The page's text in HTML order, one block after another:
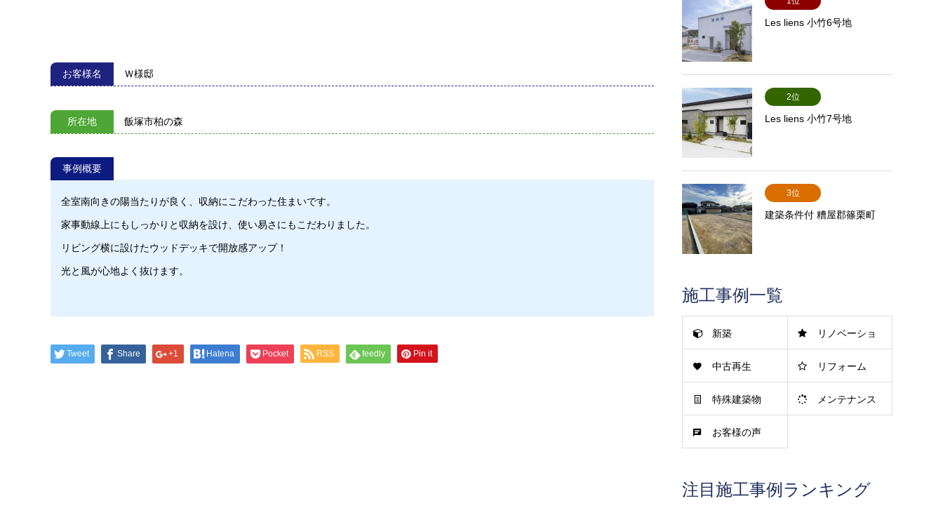
お客様名 Ｗ様邸
所在地 飯塚市柏の森
事例概要
全室南向きの陽当たりが良く、収納にこだわった住まいです。
家事動線上にもしっかりと収納を設け、使い易さにもこだわりました。
リビング横に設けたウッドデッキで開放感アップ！
光と風が心地よく抜けます。
Tweet Share +1 Hatena Pocket RSS feedly Pin it
Les liens 小竹6号地
2位
Les liens 小竹7号地
3位
建築条件付 糟屋郡篠栗町
施工事例一覧
新築 リノベーショ
ン
中古再生 リフォーム
特殊建築物 メンテナンス
お客様の声
注目施工事例ランキング